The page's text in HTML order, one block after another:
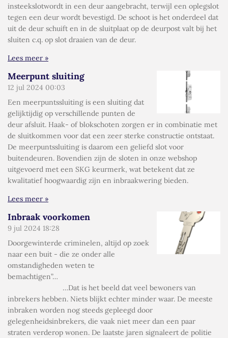
insteekslotwordt in een deur aangebracht, terwijl een oplegslot
tegen een deur wordt bevestigd. De schoot is het onderdeel dat
uit de deur schuift en in de sluitplaat op de deurpost valt bij het
sluiten c.q. op slot draaien van de deur.
Lees meer »
Meerpunt sluiting
12 jul 2024 00:03
Een meerpuntssluiting is een sluiting dat
gelijktijdig op verschillende punten de
deur afsluit. Haak- of blokschoten zorgen er in combinatie met
de sluitkommen voor dat een zeer sterke constructie ontstaat.
De meerpuntssluiting is daarom een geliefd slot voor
buitendeuren. Bovendien zijn de sloten in onze webshop
uitgevoerd met een SKG keurmerk, wat betekent dat ze
kwalitatief hoogwaardig zijn en inbraakwering bieden.
Lees meer »
Inbraak voorkomen
9 jul 2024 18:28
Doorgewinterde criminelen, altijd op zoek
naar een buit - die ze onder alle
omstandigheden weten te
bemachtigen”…
…Dat is het beeld dat veel bewoners van
inbrekers hebben. Niets blijkt echter minder waar. De meeste
inbraken worden nog steeds gepleegd door
gelegenheidsinbrekers, die vaak niet meer dan een paar
straten verderop wonen. De laatste jaren signaleert de politie